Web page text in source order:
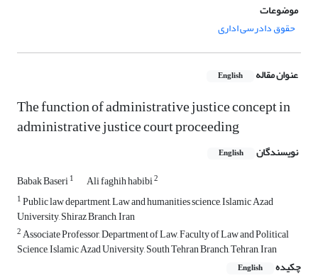
موضوعات
حقوق دادرسی اداری
عنوان مقاله English
The function of administrative justice concept in
administrative justice court proceeding
نویسندگان English
Babak Baseri1 Ali faghih habibi2
1Public law department, Law and humanities science, Islamic Azad
University, Shiraz Branch, Iran
2Associate Professor, Department of Law, Faculty of Law and Political
Science, Islamic Azad University, South Tehran Branch, Tehran, Iran
چکیده
English